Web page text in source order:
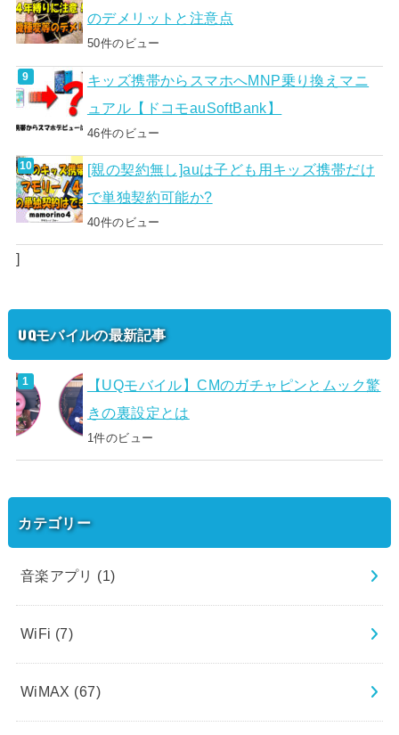
のデメリットと注意点
50件のビュー
キッズ携帯からスマホへMNP乗り換えマニ
ュアル【ドコモauSoftBank】
46件のビュー
[親の契約無し]auは子ども用キッズ携帯だけ
で単独契約可能か?
40件のビュー
]
UQモバイルの最新記事
【UQモバイル】CMのガチャピンとムック驚
きの裏設定とは
1件のビュー
カテゴリー
音楽アプリ (1)
WiFi (7)
WiMAX (67)